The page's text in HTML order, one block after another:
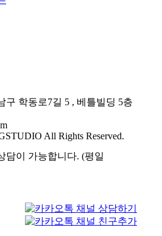
구 학동로7길 5 , 베틀빌딩 5층
All Rights Reserved.
담이 가능합니다. (평일